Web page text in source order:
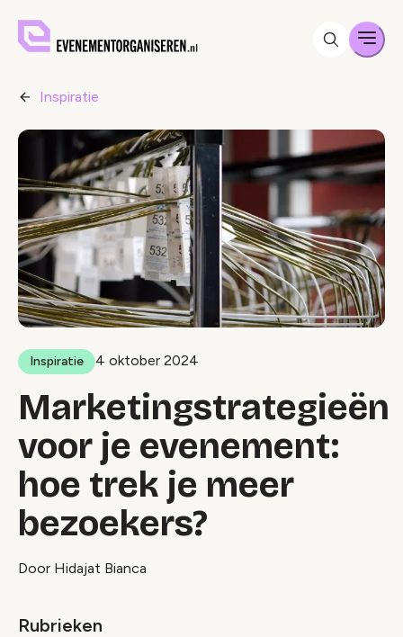
Inspiratie
Inspiratie 4 oktober 2024
Marketingstrategieën
voor je evenement:
hoe trek je meer
bezoekers?
Door Hidajat Bianca
Rubrieken